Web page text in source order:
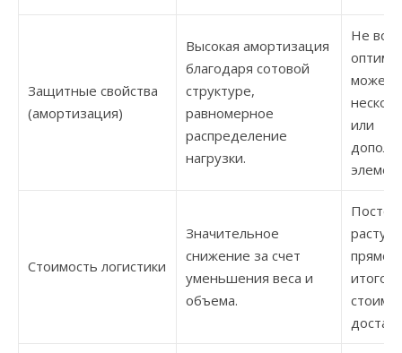
Защитные свойства
(амортизация)
Высокая амортизация
благодаря сотовой
структуре,
равномерное
распределение
нагрузки.
Не
может
или
Стоимость логистики
Значительное
снижение за счет
уменьшения веса и
объема.
прямое